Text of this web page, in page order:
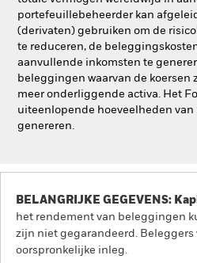
portefeuillebeheerder kan
(derivaten) gebruiken om de
te reduceren, de
aanvullende inkomsten te
beleggingen waarvan de koersen
meer onderliggende activa. Het
uiteenlopende hoeveelheden
genereren.
BELANGRIJKE GEGEVENS:
het rendement van beleggingen
zijn niet gegarandeerd.
oorspronkelijke inleg.